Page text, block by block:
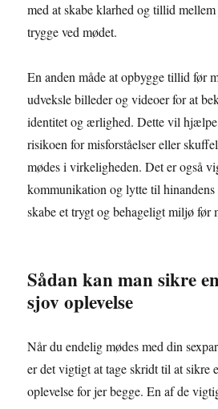
med at skabe klarhed og tillid
trygge ved mødet.
En anden måde at opbygge tillid før
udveksle billeder og videoer for at
identitet og ærlighed. Dette vil
risikoen for misforståelser eller
mødes i virkeligheden. Det er også
kommunikation og lytte til
skabe et trygt og behageligt miljø før
Sådan kan man sikre
sjov oplevelse
Når du endelig mødes med din
er det vigtigt at tage skridt til at sikre
oplevelse for jer begge. En af de